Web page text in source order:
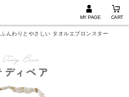
MY PAGE CART
ふんわりとやさしい タオルエプロンスター